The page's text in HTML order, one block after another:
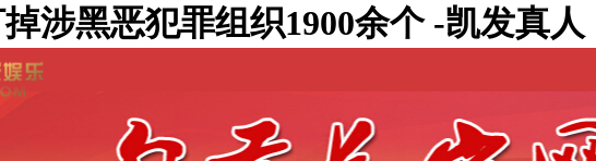
涉黑恶犯罪组织1900余个 -凯发真人